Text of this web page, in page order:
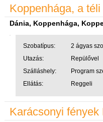
Koppenhága, a
Dánia, Koppenhága,
Szobatípus:
2 ágyas
Utazás:
Repülővel
Szálláshely:
Program
Ellátás:
Reggeli
Karácsonyi fények